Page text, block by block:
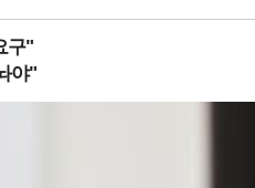
구"
야"